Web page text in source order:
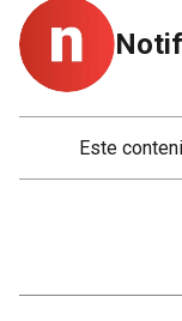
Este